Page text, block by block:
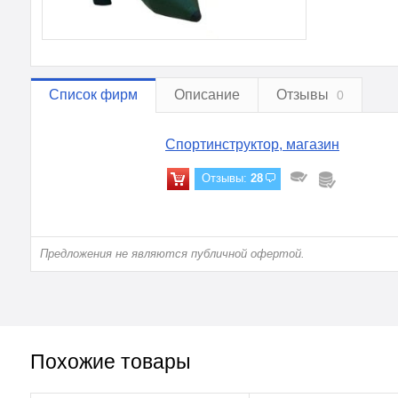
Список фирм Описание Отзывы 0
Спортинструктор, магазин
Отзывы: 28
Предложения не являются публичной офертой.
Похожие товары